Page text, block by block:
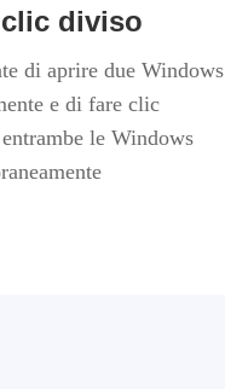
diviso
di aprire due Windows
e di fare clic
le Windows